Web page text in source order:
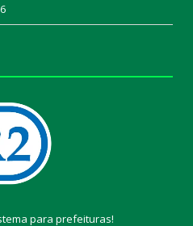
para prefeituras!